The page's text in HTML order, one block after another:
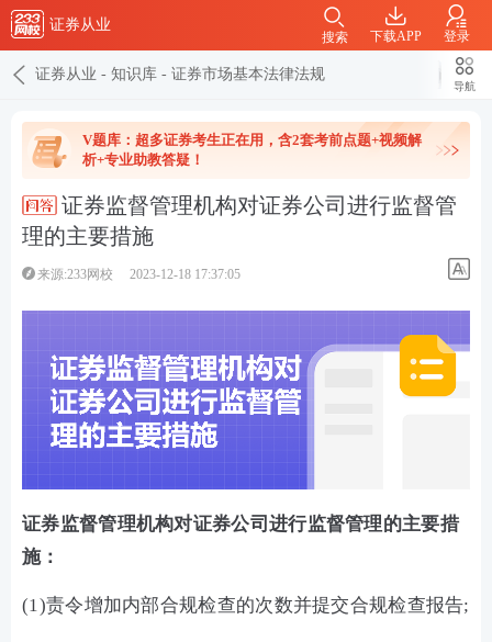
证券从业
下载APP 登录
搜索
证券从业 - 知识库 - 证券市场基本法律法规
导航
V题库：超多证券考生正在用，含2套考前点题+视频解
析+专业助教答疑！
证券监督管理机构对证券公司进行监督管
理的主要措施
来源:233网校 2023-12-18 17:37:05
证券监督管理机构对证券公司进行监督管理的主要措
施：
(1)责令增加内部合规检查的次数并提交合规检查报告;